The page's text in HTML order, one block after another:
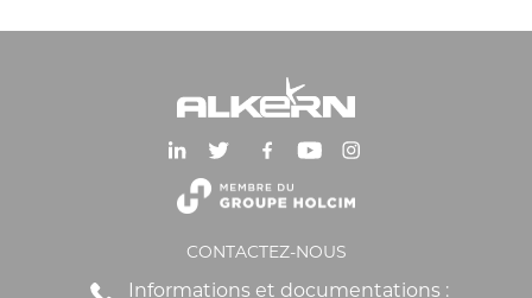
CONTACTEZ-NOUS
Informations et documentations :